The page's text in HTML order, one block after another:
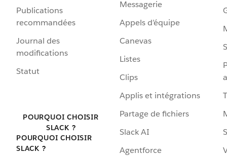
Publications
recommandées
Journal des
modifications
Statut
POURQUOI CHOISIR
SLACK ?
POURQUOI CHOISIR
SLACK ?
Messagerie
Appels d’équipe
Canevas
Listes
Clips
Applis et intégrations
Partage de fichiers
Slack AI
Agentforce